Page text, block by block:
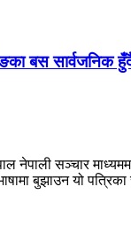
बस सार्वजनिक
नेपाली सञ्चार
बुझाउन यो